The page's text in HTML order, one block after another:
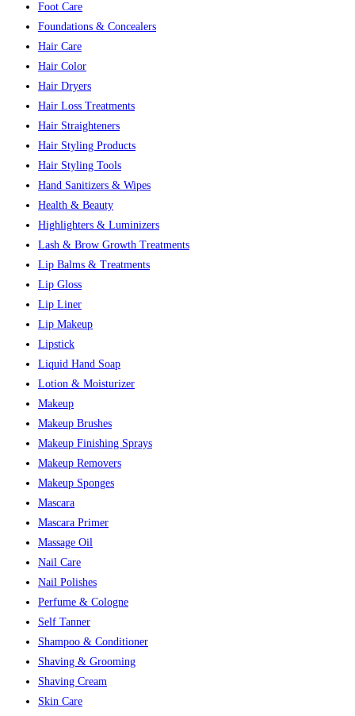
Foot Care
Foundations & Concealers
Hair Care
Hair Color
Hair Dryers
Hair Loss Treatments
Hair Straighteners
Hair Styling Products
Hair Styling Tools
Hand Sanitizers & Wipes
Health & Beauty
Highlighters & Luminizers
Lash & Brow Growth Treatments
Lip Balms & Treatments
Lip Gloss
Lip Liner
Lip Makeup
Lipstick
Liquid Hand Soap
Lotion & Moisturizer
Makeup
Makeup Brushes
Makeup Finishing Sprays
Makeup Removers
Makeup Sponges
Mascara
Mascara Primer
Massage Oil
Nail Care
Nail Polishes
Perfume & Cologne
Self Tanner
Shampoo & Conditioner
Shaving & Grooming
Shaving Cream
Skin Care